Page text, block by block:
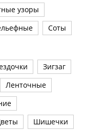
узоры
Соты
Зигзаг
Ленточные
Шишечки